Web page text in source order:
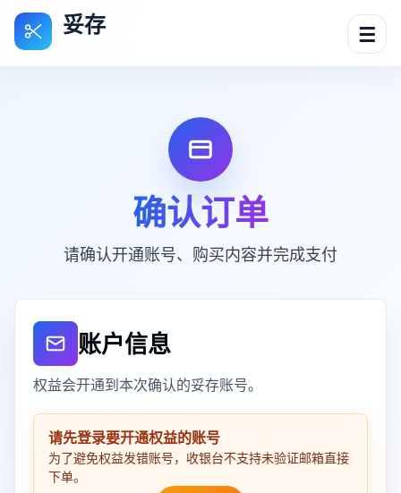
妥存 ☰
确认订单
请确认开通账号、购买内容并完成支付
账户信息
权益会开通到本次确认的妥存账号。
请先登录要开通权益的账号
为了避免权益发错账号，收银台不支持未验证邮箱直接
下单。